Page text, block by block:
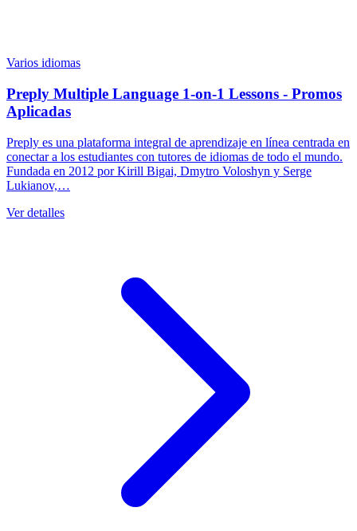
Varios idiomas
Preply Multiple Language 1-on-1 Lessons - Promos
Aplicadas
Preply es una plataforma integral de aprendizaje en línea centrada en
conectar a los estudiantes con tutores de idiomas de todo el mundo.
Fundada en 2012 por Kirill Bigai, Dmytro Voloshyn y Serge
Lukianov,…
Ver detalles